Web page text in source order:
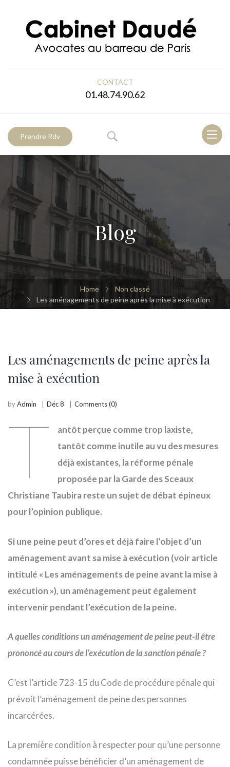
CONTACT
01.48.74.90.62
Toggle
Prendre Rdv
Blog
Home
Non classé
Les aménagements de peine après la mise à exécution
Les aménagements de peine après la
mise à exécution
byAdmin Déc 8 Comments (0)
T
antôt perçue comme trop laxiste,
tantôt comme inutile au vu des mesures
déjà existantes, la réforme pénale
proposée par la Garde des Sceaux
Christiane Taubira reste un sujet de débat épineux
pour l’opinion publique.
Si une peine peut d’ores et déjà faire l’objet d’un
aménagement avant sa mise à exécution (voir article
intitulé « Les aménagements de peine avant la mise à
exécution »), un aménagement peut également
intervenir pendant l’exécution de la peine.
A quelles conditions un aménagement de peine peut-il être
prononcé au cours de l’exécution de la sanction pénale ?
C’est l’article 723-15 du Code de procédure pénale qui
prévoit l’aménagement de peine des personnes
incarcérées.
La première condition à respecter pour qu’une personne
condamnée puisse bénéficier d’un aménagement de